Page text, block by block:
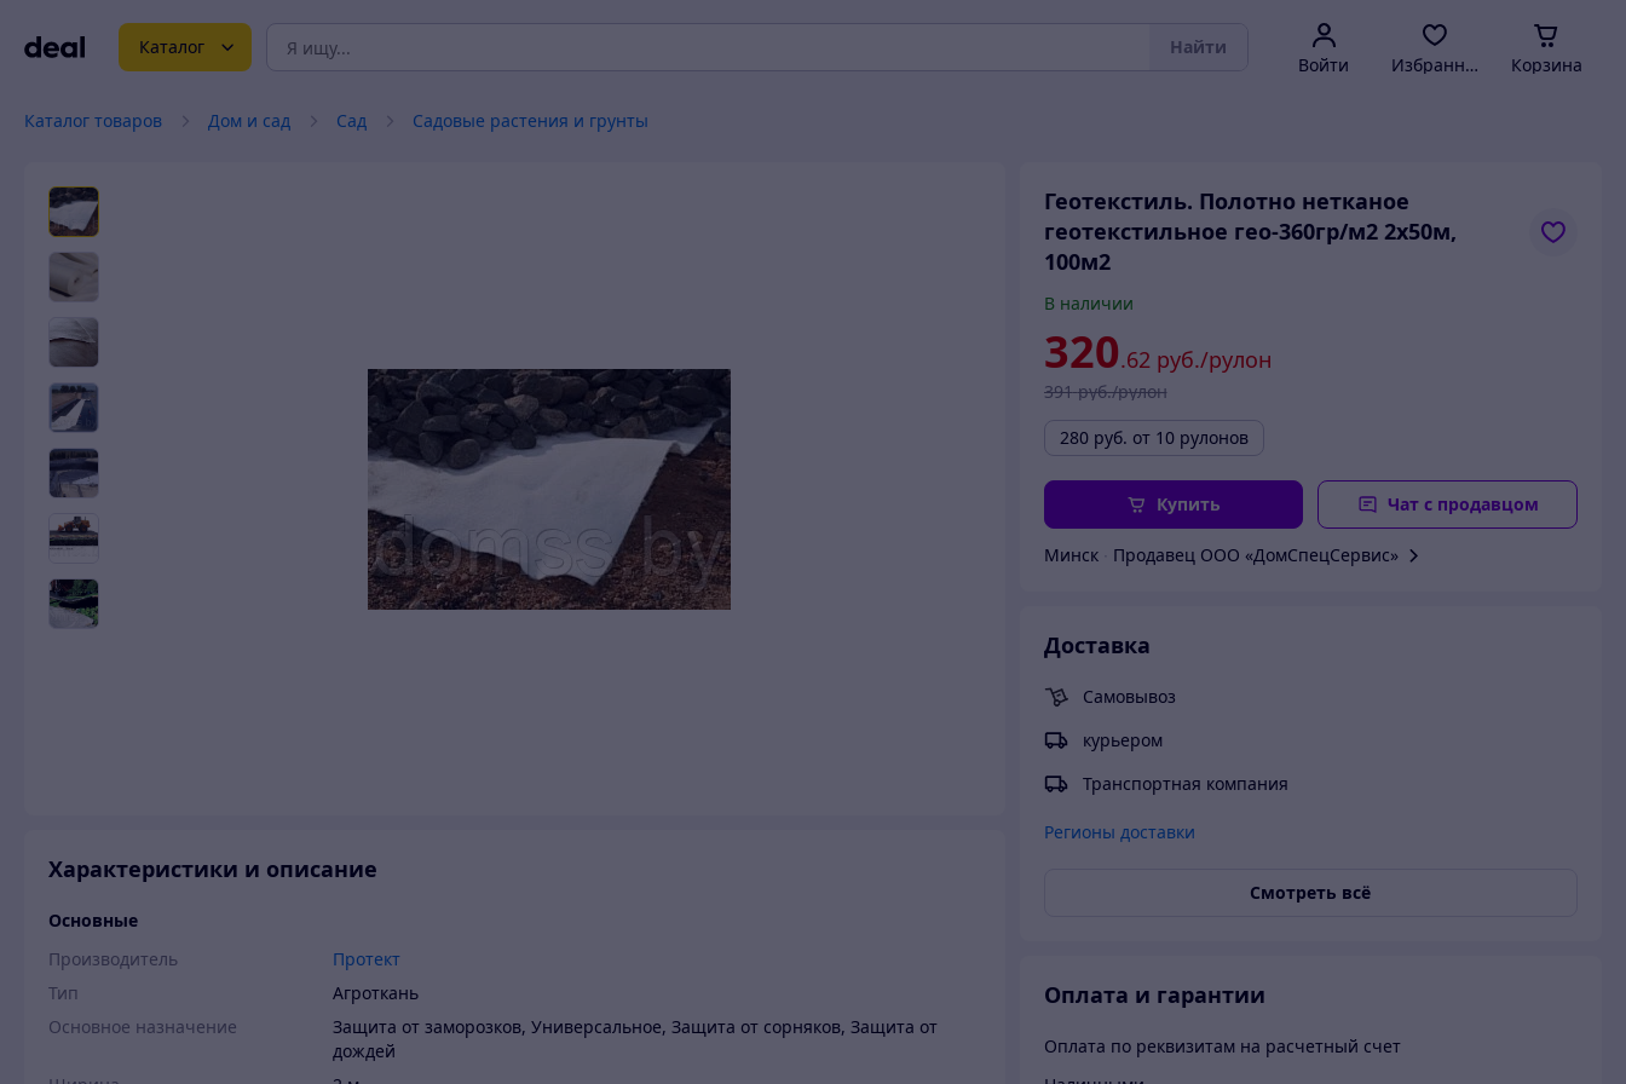
Каталог Найти
Войти Избранное Корзина
Каталог товаров Дом и сад Сад Садовые растения и грунты
Характеристики и описание
Основные
Производитель
Протект
Тип
Агроткань
Основное назначение
Защита от заморозков, Универсальное, Защита от сорняков, Защита от
дождей
Геотекстиль. Полотно нетканое
геотекстильное гео-360гр/м2 2х50м,
100м2
В наличии
320.62 руб./рулон
391 руб./рулон
280 руб. от 10 рулонов
Купить Чат с продавцом
Минск Продавец ООО «ДомCпецCервис»
Доставка
Самовывоз
курьером
Транспортная компания
Регионы доставки
Смотреть всё
Оплата и гарантии
Оплата по реквизитам на расчетный счет